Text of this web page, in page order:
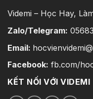
Videmi – Học Hay,
Zalo/Telegram:
Email:
Facebook: fb.com/
KẾT NỐI VỚI VIDEMI